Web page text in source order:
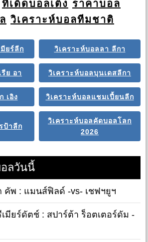
ทีเด็ดบอลเต็ง ราคาบอล
วิเคราะห์บอลทีมชาติ
ยร์ลีก วิเคราะห์บอลลา ลีกา
ย อา วิเคราะห์บอลบุนเดสลีกา
เอิง วิเคราะห์บอลแชมเปี้ยนลีก
ป้าลีก
วิเคราะห์บอลคัดบอลโลก
2026
ลวันนี้
คัพ : แมนส์ฟิลด์ -vs- เชฟฯยูฯ
มียร์ดัตช์ : สปาร์ต้า ร็อตเตอร์ดัม -